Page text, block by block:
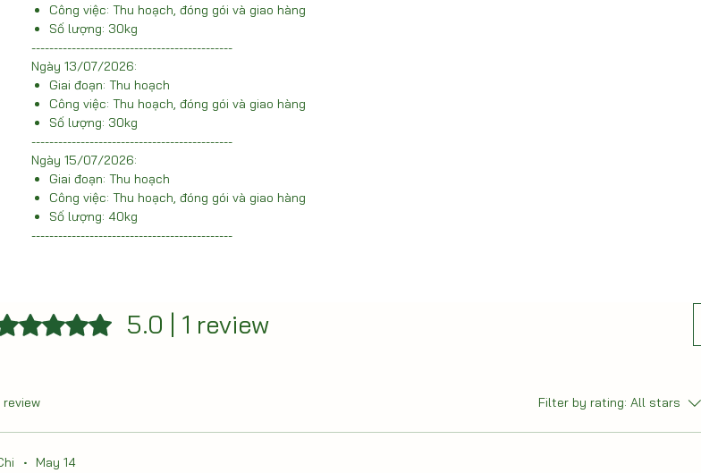
Công việc: Thu hoạch, đóng gói và giao hàng
Số lượng: 30kg
---------------------------------------------
Ngày 13/07/2026:
Giai đoạn: Thu hoạch
Công việc: Thu hoạch, đóng gói và giao hàng
Số lượng: 30kg
---------------------------------------------
Ngày 15/07/2026:
Giai đoạn: Thu hoạch
Công việc: Thu hoạch, đóng gói và giao hàng
Số lượng: 40kg
---------------------------------------------
5 out of 5 stars.5.0 | 1 review
review Filter by rating: All stars
• May 14